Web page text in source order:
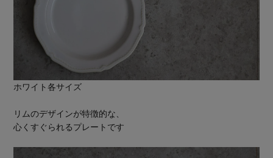
ホワイト各サイズ
リムのデザインが特徴的な、
心くすぐられるプレートです